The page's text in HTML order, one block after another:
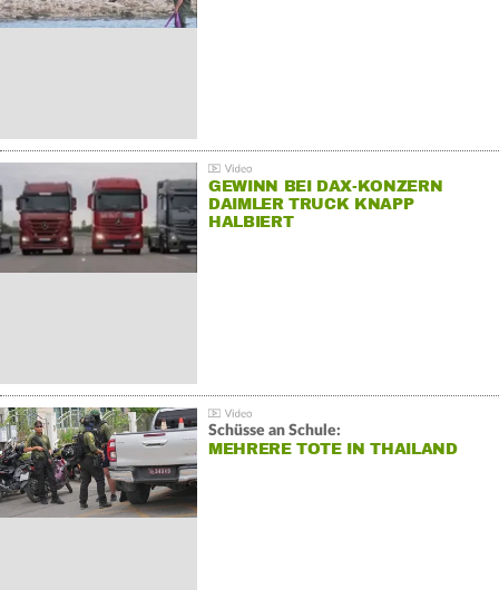
GEWINN BEI DAX-KONZERN
DAIMLER TRUCK KNAPP
HALBIERT
Schüsse an Schule:
MEHRERE TOTE IN THAILAND